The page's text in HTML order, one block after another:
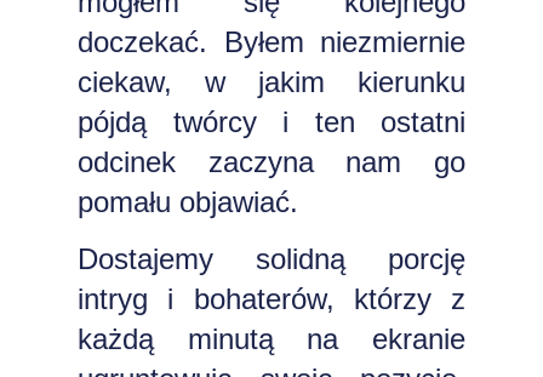
doczekać. Byłem niezmiernie
ciekaw, w jakim kierunku
pójdą twórcy i ten ostatni
odcinek zaczyna nam go
pomału objawiać.
Dostajemy solidną porcję
intryg i bohaterów, którzy z
każdą minutą na ekranie